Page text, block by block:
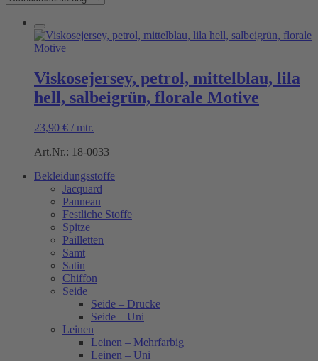
Viskosejersey, petrol, mittelblau, lila
hell, salbeigrün, florale Motive
23,90 € / mtr.
Art.Nr.: 18-0033
Bekleidungsstoffe
Jacquard
Panneau
Festliche Stoffe
Spitze
Pailletten
Samt
Satin
Chiffon
Seide
Seide – Drucke
Seide – Uni
Leinen
Leinen – Mehrfarbig
Leinen – Uni